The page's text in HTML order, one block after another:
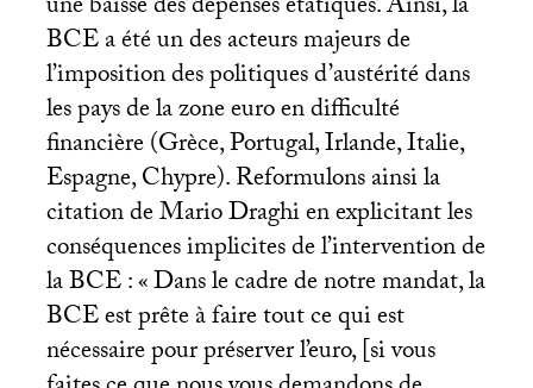
BCEa été un des acteurs majeurs de
l’imposition des politiques d’austérité dans
les pays de la zone euro en difficulté
financière (Grèce, Portugal, Irlande, Italie,
Espagne, Chypre). Reformulons ainsi la
citation de Mario Draghi en explicitant les
conséquences implicites de l’intervention de
laBCE: «Dans le cadre de notre mandat, la
BCEest prête à faire tout ce qui est
nécessaire pour préserver l’euro, [si vous